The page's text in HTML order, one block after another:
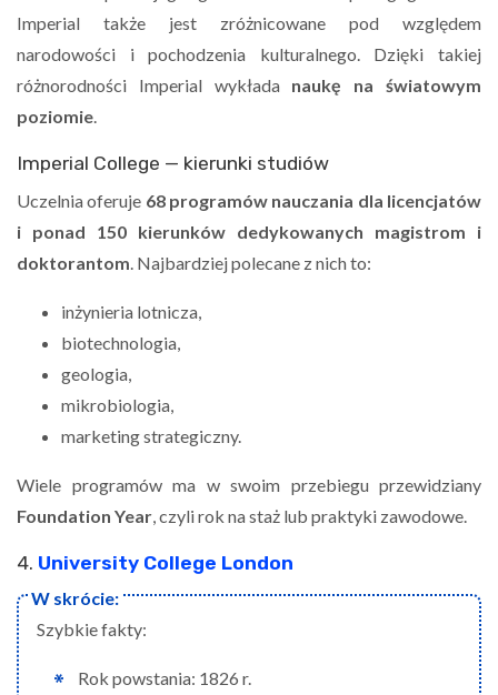
Imperial także jest zróżnicowane pod względem
narodowości i pochodzenia kulturalnego. Dzięki takiej
różnorodności Imperial wykłada naukę na światowym
poziomie
Imperial College — kierunki studiów
Uczelnia oferuje 68 programów nauczania dla licencjatów
i ponad 150 kierunków dedykowanych magistrom i
doktorantom . Najbardziej polecane z nich to:
inżynieria lotnicza,
biotechnologia,
geologia,
mikrobiologia,
marketing strategiczny.
Wiele programów ma w swoim przebiegu przewidziany
Foundation Year , czyli rok na staż lub praktyki zawodowe.
4. University College London
Szybkie fakty:
Rok powstania: 1826 r.